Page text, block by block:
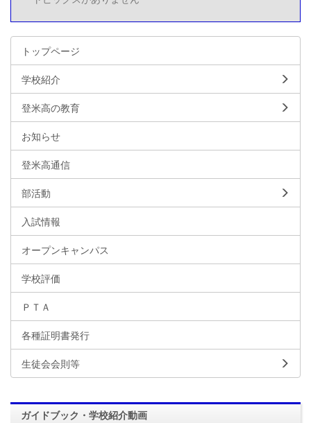
トップページ
学校紹介
登米高の教育
お知らせ
登米高通信
部活動
入試情報
オープンキャンパス
学校評価
ＰＴＡ
各種証明書発行
生徒会会則等
ガイドブック・学校紹介動画